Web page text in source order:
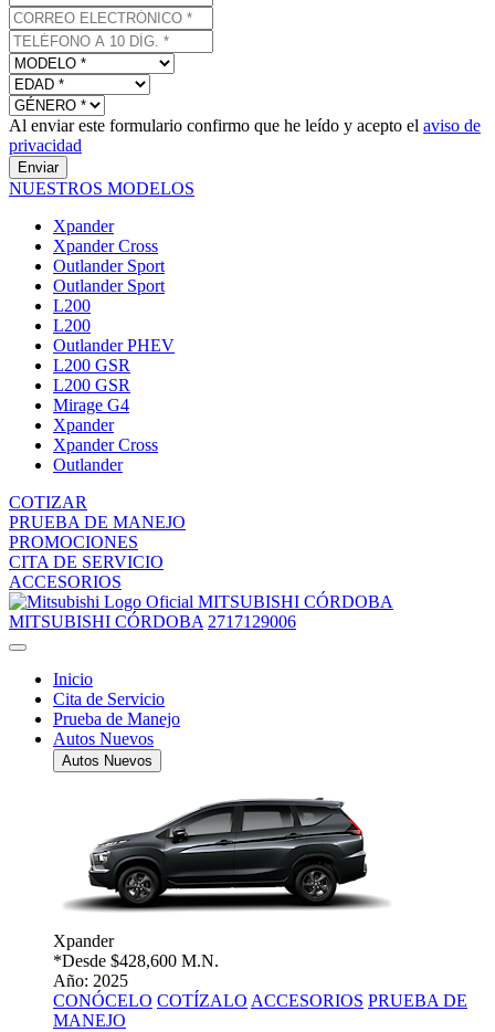
Al enviar este formulario confirmo que he leído y acepto el aviso de
privacidad
Enviar
NUESTROS MODELOS
Xpander
Xpander Cross
Outlander Sport
Outlander Sport
L200
L200
Outlander PHEV
L200 GSR
L200 GSR
Mirage G4
Xpander
Xpander Cross
Outlander
COTIZAR
PRUEBA DE MANEJO
PROMOCIONES
CITA DE SERVICIO
ACCESORIOS
MITSUBISHI CÓRDOBA
MITSUBISHI CÓRDOBA 2717129006
Inicio
Cita de Servicio
Prueba de Manejo
Autos Nuevos
Autos Nuevos
Xpander
*Desde $428,600 M.N.
Año: 2025
CONÓCELO COTÍZALO ACCESORIOS PRUEBA DE
MANEJO